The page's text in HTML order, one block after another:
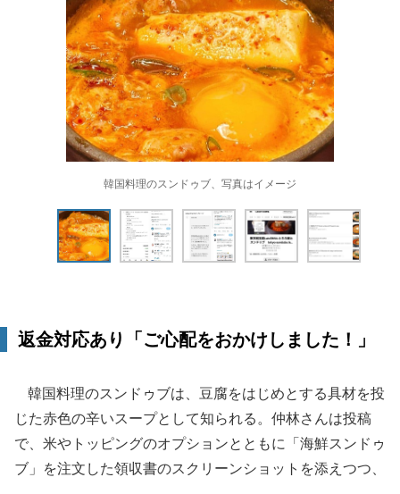
韓国料理のスンドゥブ、写真はイメージ
返金対応あり「ご心配をおかけしました！」
韓国料理のスンドゥブは、豆腐をはじめとする具材を投
じた赤色の辛いスープとして知られる。仲林さんは投稿
で、米やトッピングのオプションとともに「海鮮スンドゥ
ブ」を注文した領収書のスクリーンショットを添えつつ、